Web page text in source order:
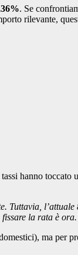
. Se
rilevante,
hanno toccato
Tuttavia,
fissare la rata è
ma per